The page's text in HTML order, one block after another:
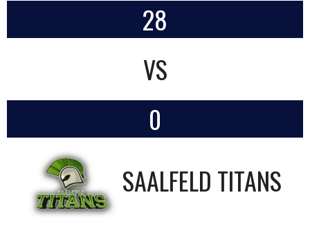
28
VS
0
SAALFELD TITANS